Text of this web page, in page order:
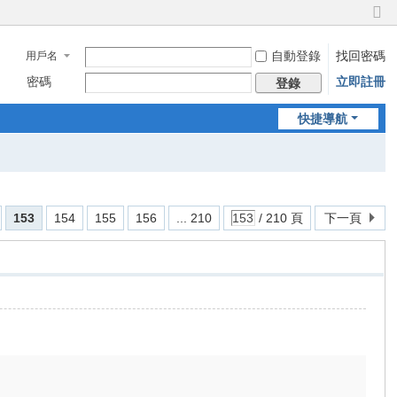
切
到
窄
版
用戶名 自動登錄
找回密碼
密碼
登錄 立即註冊
快捷導航
153 154 155 156 ... 210 / 210 頁 下一頁